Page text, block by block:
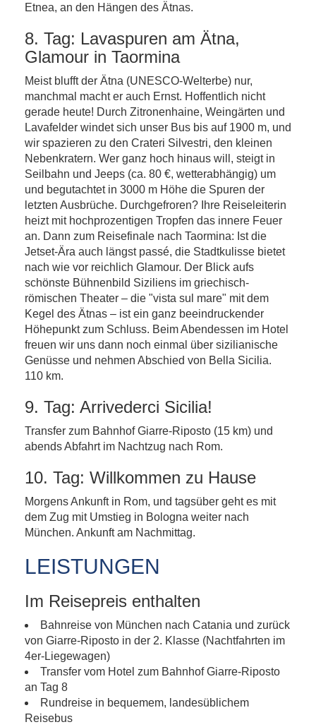
Etnea, an den Hängen des Ätnas.
8. Tag: Lavaspuren am Ätna,
Glamour in Taormina
Meist blufft der Ätna (UNESCO-Welterbe) nur,
manchmal macht er auch Ernst. Hoffentlich nicht
gerade heute! Durch Zitronenhaine, Weingärten und
Lavafelder windet sich unser Bus bis auf 1900 m, und
wir spazieren zu den Crateri Silvestri, den kleinen
Nebenkratern. Wer ganz hoch hinaus will, steigt in
Seilbahn und Jeeps (ca. 80 €, wetterabhängig) um
und begutachtet in 3000 m Höhe die Spuren der
letzten Ausbrüche. Durchgefroren? Ihre Reiseleiterin
heizt mit hochprozentigen Tropfen das innere Feuer
an. Dann zum Reisefinale nach Taormina: Ist die
Jetset-Ära auch längst passé, die Stadtkulisse bietet
nach wie vor reichlich Glamour. Der Blick aufs
schönste Bühnenbild Siziliens im griechisch-
römischen Theater – die "vista sul mare" mit dem
Kegel des Ätnas – ist ein ganz beeindruckender
Höhepunkt zum Schluss. Beim Abendessen im Hotel
freuen wir uns dann noch einmal über sizilianische
Genüsse und nehmen Abschied von Bella Sicilia.
110 km.
9. Tag: Arrivederci Sicilia!
Transfer zum Bahnhof Giarre-Riposto (15 km) und
abends Abfahrt im Nachtzug nach Rom.
10. Tag: Willkommen zu Hause
Morgens Ankunft in Rom, und tagsüber geht es mit
dem Zug mit Umstieg in Bologna weiter nach
München. Ankunft am Nachmittag.
LEISTUNGEN
Im Reisepreis enthalten
Bahnreise von München nach Catania und zurück
von Giarre-Riposto in der 2. Klasse (Nachtfahrten im
4er-Liegewagen)
Transfer vom Hotel zum Bahnhof Giarre-Riposto
an Tag 8
Rundreise in bequemem, landesüblichem
Reisebus